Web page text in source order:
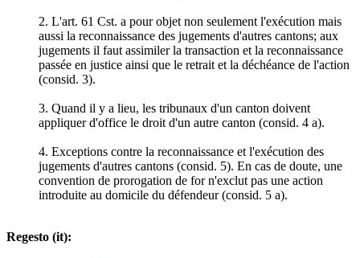
2. L'art. 61 Cst. a pour objet non seulement l'exécution mais
aussi la reconnaissance des jugements d'autres cantons; aux
jugements il faut assimiler la transaction et la reconnaissance
passée en justice ainsi que le retrait et la déchéance de l'action
(consid. 3).
3. Quand il y a lieu, les tribunaux d'un canton doivent
appliquer d'office le droit d'un autre canton (consid. 4 a).
4. Exceptions contre la reconnaissance et l'exécution des
jugements d'autres cantons (consid. 5). En cas de doute, une
convention de prorogation de for n'exclut pas une action
introduite au domicile du défendeur (consid. 5 a).
Regesto (it):